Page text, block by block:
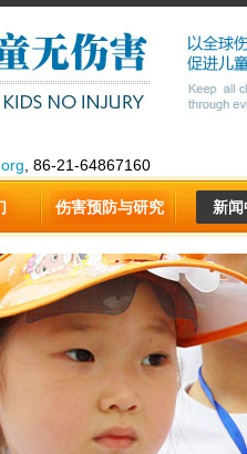
, 86-21-64867160
伤害预防与研究 新